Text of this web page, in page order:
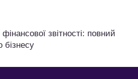
звітності: повний
бізнесу